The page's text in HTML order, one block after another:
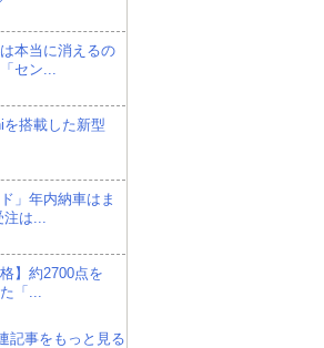
本当に消えるの
セン...
搭載した新型
」年内納車はま
注は...
】約2700点を
「...
記事をもっと見る